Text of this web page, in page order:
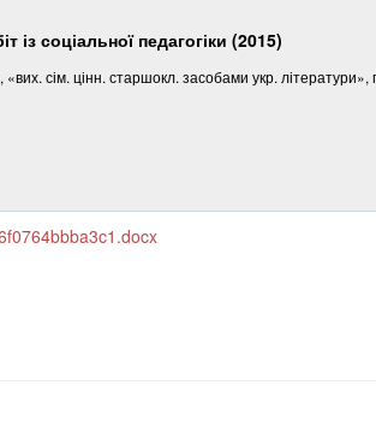
із соціальної педагогіки (2015)
сім. цінн. старшокл. засобами укр.